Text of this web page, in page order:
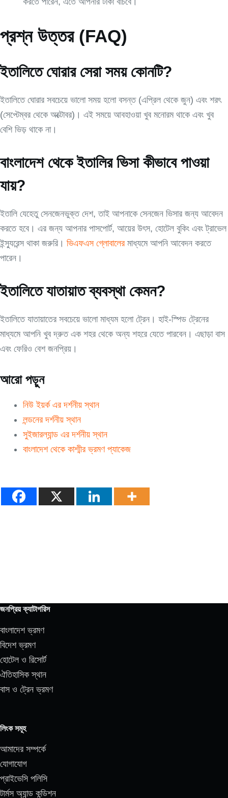
প্রশ্ন উত্তর (FAQ)
ইতালিতে ঘোরার সেরা সময় কোনটি?
ইতালিতে ঘোরার সবচেয়ে ভালো সময় হলো বসন্ত (এপ্রিল থেকে জুন) এবং শরৎ
(সেপ্টেম্বর থেকে অক্টোবর)। এই সময়ে আবহাওয়া খুব মনোরম থাকে এবং খুব
বেশি ভিড় থাকে না।
বাংলাদেশ থেকে ইতালির ভিসা কীভাবে পাওয়া
যায়?
ইতালি যেহেতু সেনজেনভুক্ত দেশ, তাই আপনাকে সেনজেন ভিসার জন্য আবেদন
করতে হবে। এর জন্য আপনার পাসপোর্ট, আয়ের উৎস, হোটেল বুকিং এবং ট্রাভেল
ইন্স্যুরেন্স থাকা জরুরি। ভিএফএস গ্লোবালেরমাধ্যমে আপনি আবেদন করতে
পারেন।
ইতালিতে যাতায়াত ব্যবস্থা কেমন?
ইতালিতে যাতায়াতের সবচেয়ে ভালো মাধ্যম হলো ট্রেন। হাই-স্পিড ট্রেনের
মাধ্যমে আপনি খুব দ্রুত এক শহর থেকে অন্য শহরে যেতে পারবেন। এছাড়া বাস
এবং ফেরিও বেশ জনপ্রিয়।
আরো পড়ুন
নিউ ইয়র্ক এর দর্শনীয় স্থান
লন্ডনের দর্শনীয় স্থান
সুইজারল্যান্ড এর দর্শনীয় স্থান
বাংলাদেশ থেকে কাশ্মীর ভ্রমণ প্যাকেজ
জনপ্রিয় ক্যাটাগরিস
বাংলাদেশ ভ্রমণ
বিদেশ ভ্রমণ
হোটেল ও রিসোর্ট
ঐতিহাসিক স্থান
বাস ও ট্রেন ভ্রমণ
লিংক সমূহ
আমাদের সম্পর্কে
যোগাযোগ
প্রাইভেসি পলিসি
টার্মস অ্যান্ড কন্ডিশন